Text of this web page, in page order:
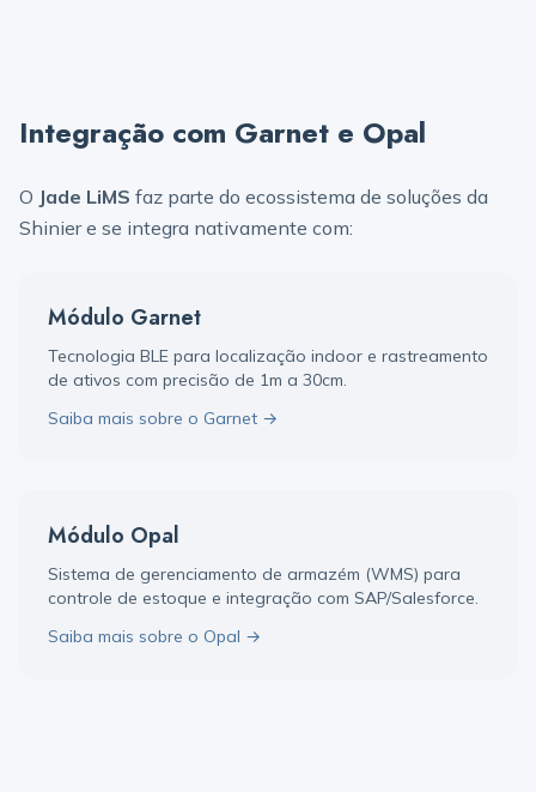
Integração com Garnet e Opal
O Jade LiMS faz parte do ecossistema de soluções da
Shinier e se integra nativamente com:
Módulo Garnet
Tecnologia BLE para localização indoor e rastreamento
de ativos com precisão de 1m a 30cm.
Saiba mais sobre o Garnet →
Módulo Opal
Sistema de gerenciamento de armazém (WMS) para
controle de estoque e integração com SAP/Salesforce.
Saiba mais sobre o Opal →